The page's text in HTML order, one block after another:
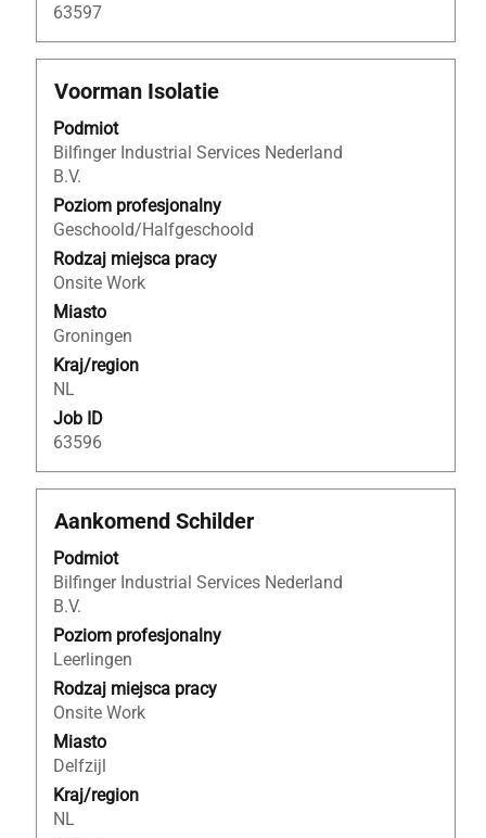
63597
Tytuł
Voorman Isolatie
Podmiot
Bilfinger Industrial Services Nederland
B.V.
Poziom profesjonalny
Geschoold/Halfgeschoold
Rodzaj miejsca pracy
Onsite Work
Miasto
Groningen
Kraj/region
NL
Job ID
63596
Zaznacz
pomocą
spacji,
aby
wyświetlić
pełną
treść
danych
oferty
pracy.
Tytuł
Aankomend Schilder
Podmiot
Bilfinger Industrial Services Nederland
B.V.
Poziom profesjonalny
Leerlingen
Rodzaj miejsca pracy
Onsite Work
Miasto
Delfzijl
Kraj/region
NL
Zaznacz
pomocą
spacji,
aby
wyświetlić
pełną
treść
danych
oferty
pracy.